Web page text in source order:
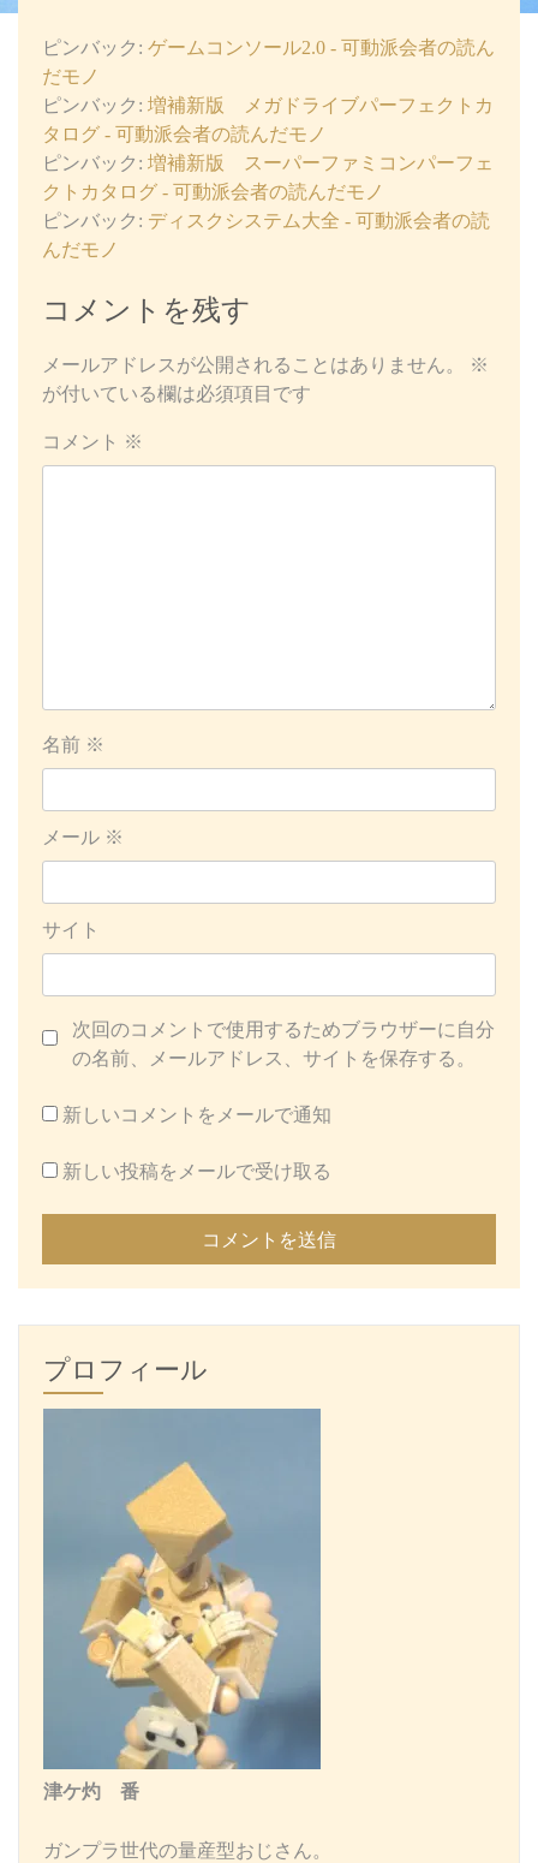
ピンバック: ゲームコンソール2.0 - 可動派会者の読ん
だモノ
ピンバック: 増補新版 メガドライブパーフェクトカ
タログ - 可動派会者の読んだモノ
ピンバック: 増補新版 スーパーファミコンパーフェ
クトカタログ - 可動派会者の読んだモノ
ピンバック: ディスクシステム大全 - 可動派会者の読
んだモノ
コメントを残す
メールアドレスが公開されることはありません。
※
が付いている欄は必須項目です
コメント ※
名前 ※
メール ※
サイト
次回のコメントで使用するためブラウザーに自分
の名前、メールアドレス、サイトを保存する。
新しいコメントをメールで通知
新しい投稿をメールで受け取る
プロフィール
津ケ灼 番
ガンプラ世代の量産型おじさん。